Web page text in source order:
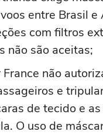
entre Brasil e
com filtros
não são aceitas;
não
e
de tecido e
O uso de